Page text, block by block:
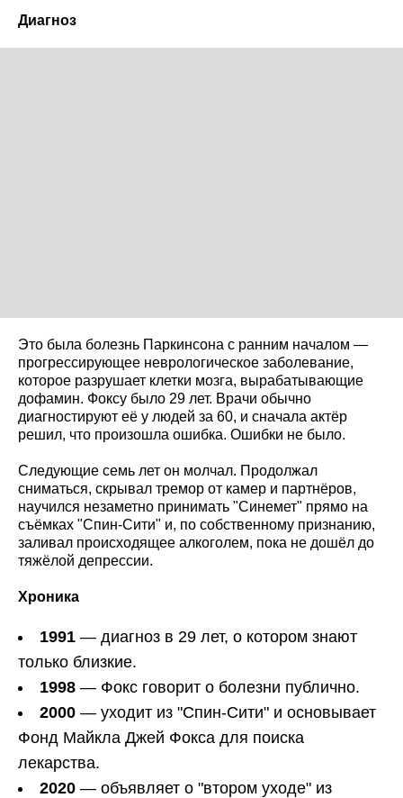
Диагноз
Это была болезнь Паркинсона с ранним началом —
прогрессирующее неврологическое заболевание,
которое разрушает клетки мозга, вырабатывающие
дофамин. Фоксу было 29 лет. Врачи обычно
диагностируют её у людей за 60, и сначала актёр
решил, что произошла ошибка. Ошибки не было.
Следующие семь лет он молчал. Продолжал
сниматься, скрывал тремор от камер и партнёров,
научился незаметно принимать "Синемет" прямо на
съёмках "Спин-Сити" и, по собственному признанию,
заливал происходящее алкоголем, пока не дошёл до
тяжёлой депрессии.
Хроника
1991 — диагноз в 29 лет, о котором знают
только близкие.
1998 — Фокс говорит о болезни публично.
2000 — уходит из "Спин-Сити" и основывает
Фонд Майкла Джей Фокса для поиска
лекарства.
2020 — объявляет о "втором уходе" из